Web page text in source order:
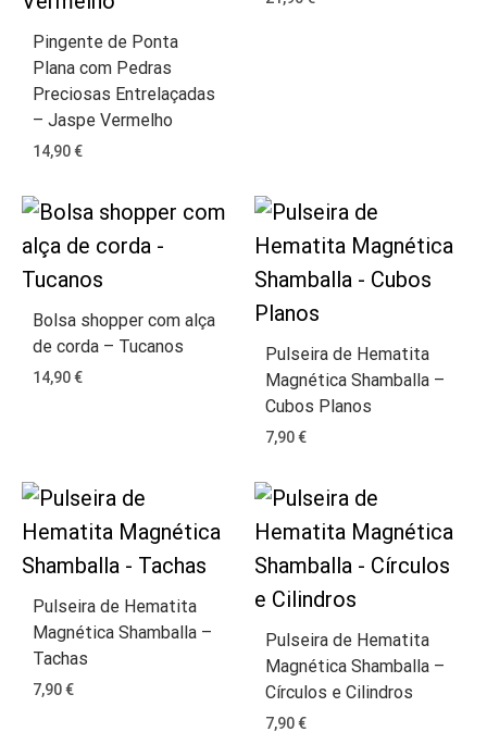
Pingente de Ponta
Plana com Pedras
Preciosas Entrelaçadas
– Jaspe Vermelho
14,90€
Bolsa shopper com alça
de corda – Tucanos
14,90€
Pulseira de Hematita
Magnética Shamballa –
Cubos Planos
7,90€
Pulseira de Hematita
Magnética Shamballa –
Tachas
7,90€
Pulseira de Hematita
Magnética Shamballa –
Círculos e Cilindros
7,90€